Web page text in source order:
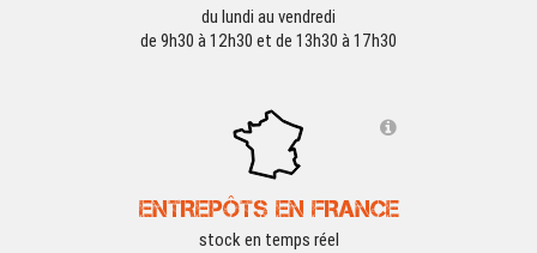
du lundi au vendredi
de 9h30 à 12h30 et de 13h30 à 17h30
ENTREPÔTS EN FRANCE
stock en temps réel